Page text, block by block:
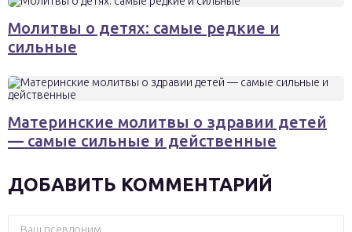
Молитвы о детях: самые редкие и
сильные
Материнские молитвы о здравии детей
— самые сильные и действенные
ДОБАВИТЬ КОММЕНТАРИЙ